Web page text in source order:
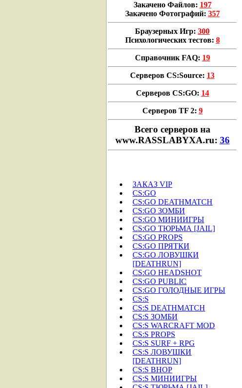
Закачено Файлов: 197
Закачено Фотографий: 357
Браузерных Игр: 300
Психологических тестов: 8
Справочник FAQ: 19
Серверов CS:Source: 13
Серверов CS:GO: 14
Серверов TF 2: 9
Всего cерверов на
www.RASSLABYXA.ru: 36
ЗАКАЗ VIP
CS:GO
CS:GO DEATHMATCH
CS:GO ЗОМБИ
CS:GO МИНИИГРЫ
CS:GO ТЮРЬМА [JAIL]
CS:GO PROPS
CS:GO ПРЯТКИ
CS:GO ЛОВУШКИ
[DEATHRUN]
CS:GO HEADSHOT
CS:GO PUBLIC
CS:GO ГОЛОДНЫЕ ИГРЫ
CS:S
CS:S DEATHMATCH
CS:S ЗОМБИ
CS:S WARCRAFT MOD
CS:S PROPS
CS:S SURF + RPG
CS:S ЛОВУШКИ
[DEATHRUN]
CS:S BHOP
CS:S МИНИИГРЫ